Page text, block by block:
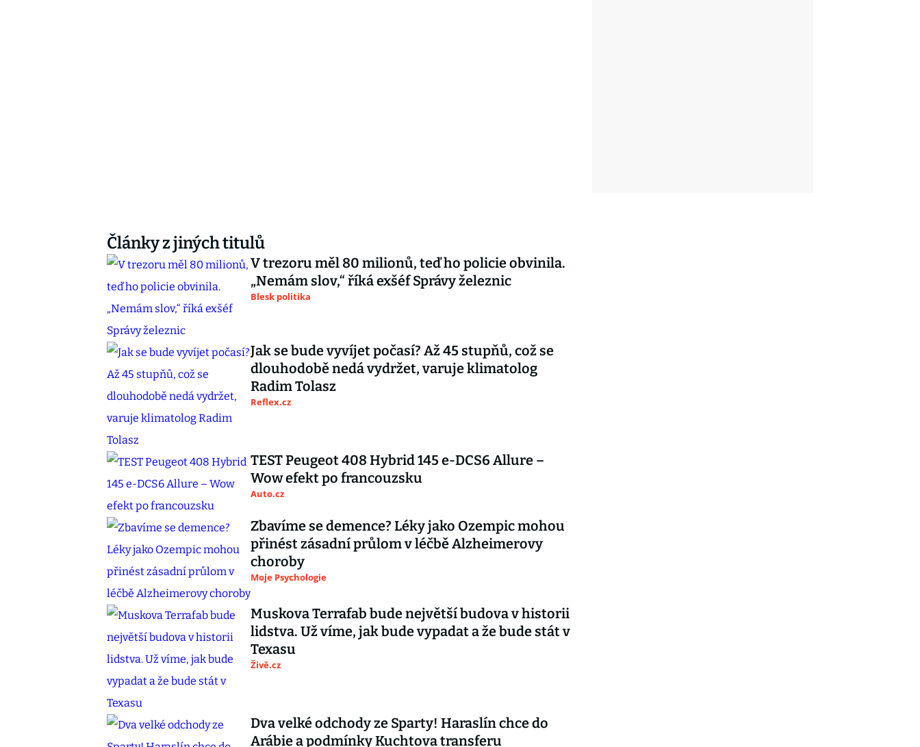
Články z jiných titulů
V trezoru měl 80 milionů, teď ho policie obvinila.
„Nemám slov,“ říká exšéf Správy železnic
Blesk politika
Jak se bude vyvíjet počasí? Až 45 stupňů, což se
dlouhodobě nedá vydržet, varuje klimatolog
Radim Tolasz
Reflex.cz
TEST Peugeot 408 Hybrid 145 e-DCS6 Allure –
Wow efekt po francouzsku
Auto.cz
Zbavíme se demence? Léky jako Ozempic mohou
přinést zásadní průlom v léčbě Alzheimerovy
choroby
Moje Psychologie
Muskova Terrafab bude největší budova v historii
lidstva. Už víme, jak bude vypadat a že bude stát v
Texasu
Živě.cz
Dva velké odchody ze Sparty! Haraslín chce do
Arábie a podmínky Kuchtova transferu